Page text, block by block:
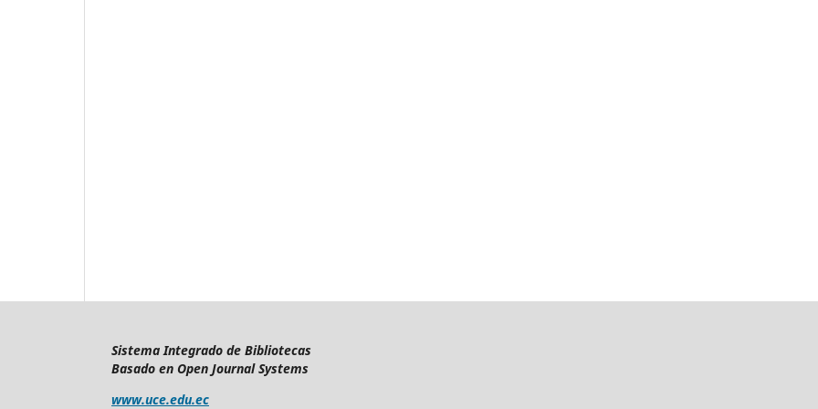
Sistema Integrado de Bibliotecas
Basado en Open Journal Systems
www.uce.edu.ec